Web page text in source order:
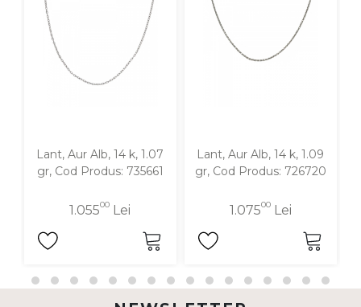
Diamante
Lant, Aur Alb, 14 k, 1.07
gr, Cod Produs: 735661
1.05500 Lei
Lant, Aur Alb, 14 k, 1.09
gr, Cod Produs: 726720
1.07500Lei